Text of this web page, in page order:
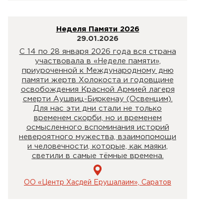
Неделя Памяти 2026
29.01.2026
С 14 по 28 января 2026 года вся страна
участвовала в «Неделе памяти»,
приуроченной к Международному дню
памяти жертв Холокоста и годовщине
освобождения Красной Армией лагеря
смерти Аушвиц-Биркенау (Освенцим).
Для нас эти дни стали не только
временем скорби, но и временем
осмысленного вспоминания историй
невероятного мужества, взаимопомощи
и человечности, которые, как маяки,
светили в самые тёмные времена.
ОО «Центр Хасдей Ерушалаим», Саратов